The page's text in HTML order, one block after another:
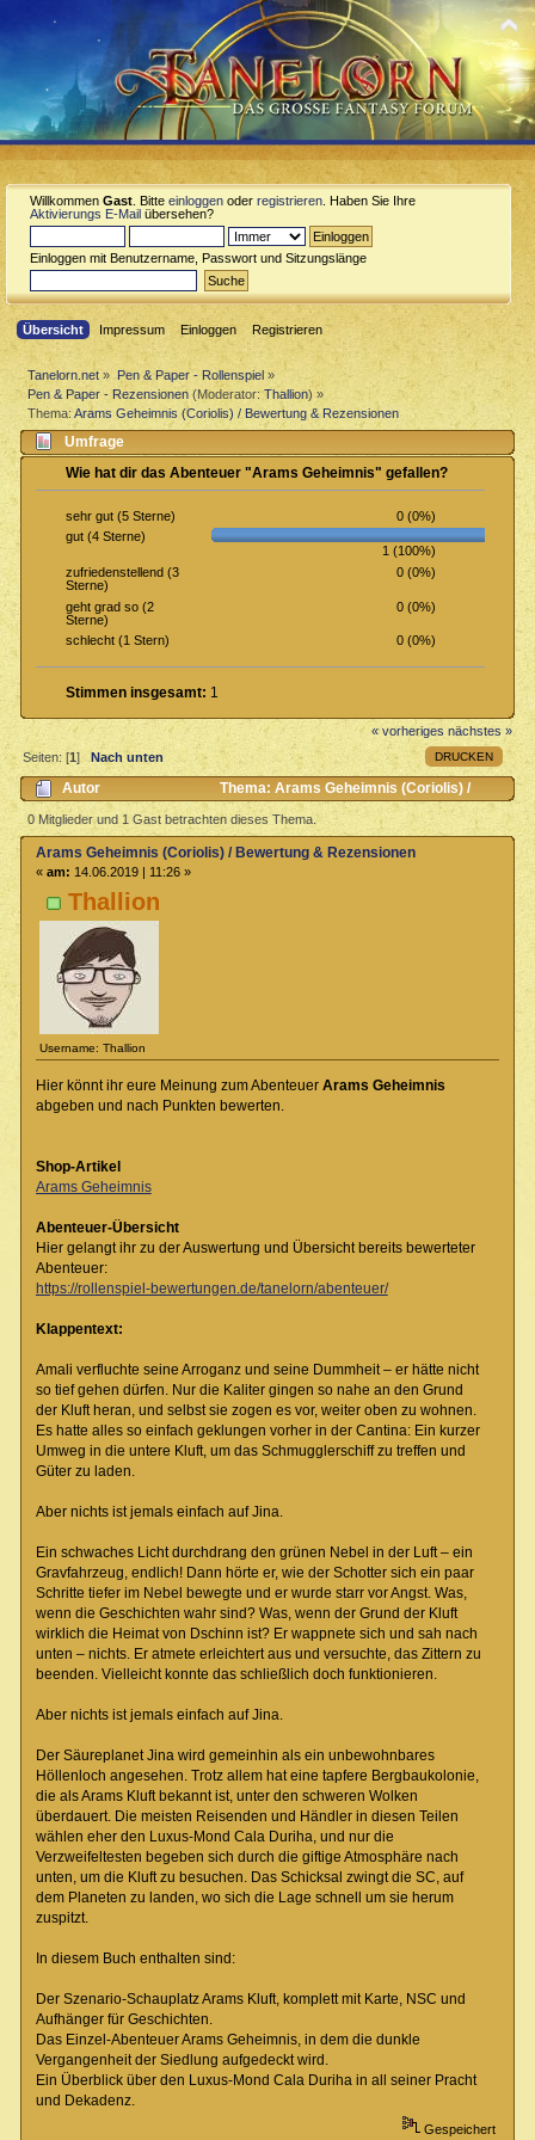
Willkommen Gast . Bitte einloggen oder registrieren . Haben Sie Ihre
Aktivierungs E-Mail übersehen?
Einloggen mit Benutzername, Passwort und Sitzungslänge
Übersicht Impressum Einloggen Registrieren
Tanelorn.net » Pen & Paper - Rollenspiel»
Pen & Paper - Rezensionen(Moderator:Thallion) »
Thema:Arams Geheimnis (Coriolis) / Bewertung & Rezensionen
Umfrage
Wie hat dir das Abenteuer "Arams Geheimnis" gefallen?
sehr gut (5 Sterne)
0 (0%)
gut (4 Sterne)
1 (100%)
zufriedenstellend (3
Sterne)
0 (0%)
geht grad so (2
Sterne)
0 (0%)
schlecht (1 Stern) 0 (0%)
Stimmen insgesamt: 1
« vorheriges nächstes »
DRUCKEN
Seiten: [1] Nach unten
Autor
Thema: Arams Geheimnis (Coriolis) /
Bewertung & Rezensionen (Gelesen 1813 mal)
0 Mitglieder und 1 Gast betrachten dieses Thema.
Thallion
Username: Thallion
Arams Geheimnis (Coriolis) / Bewertung & Rezensionen
« am: 14.06.2019 | 11:26 »
Hier könnt ihr eure Meinung zum Abenteuer Arams Geheimnis
abgeben und nach Punkten bewerten.
Shop-Artikel
Arams Geheimnis
Abenteuer-Übersicht
Hier gelangt ihr zu der Auswertung und Übersicht bereits bewerteter
Abenteuer:
https://rollenspiel-bewertungen.de/tanelorn/abenteuer/
Klappentext:
Amali verfluchte seine Arroganz und seine Dummheit – er hätte nicht
so tief gehen dürfen. Nur die Kaliter gingen so nahe an den Grund
der Kluft heran, und selbst sie zogen es vor, weiter oben zu wohnen.
Es hatte alles so einfach geklungen vorher in der Cantina: Ein kurzer
Umweg in die untere Kluft, um das Schmugglerschiff zu treffen und
Güter zu laden.
Aber nichts ist jemals einfach auf Jina.
Ein schwaches Licht durchdrang den grünen Nebel in der Luft – ein
Gravfahrzeug, endlich! Dann hörte er, wie der Schotter sich ein paar
Schritte tiefer im Nebel bewegte und er wurde starr vor Angst. Was,
wenn die Geschichten wahr sind? Was, wenn der Grund der Kluft
wirklich die Heimat von Dschinn ist? Er wappnete sich und sah nach
unten – nichts. Er atmete erleichtert aus und versuchte, das Zittern zu
beenden. Vielleicht konnte das schließlich doch funktionieren.
Aber nichts ist jemals einfach auf Jina.
Der Säureplanet Jina wird gemeinhin als ein unbewohnbares
Höllenloch angesehen. Trotz allem hat eine tapfere Bergbaukolonie,
die als Arams Kluft bekannt ist, unter den schweren Wolken
überdauert. Die meisten Reisenden und Händler in diesen Teilen
wählen eher den Luxus-Mond Cala Duriha, und nur die
Verzweifeltesten begeben sich durch die giftige Atmosphäre nach
unten, um die Kluft zu besuchen. Das Schicksal zwingt die SC, auf
dem Planeten zu landen, wo sich die Lage schnell um sie herum
zuspitzt.
In diesem Buch enthalten sind:
Der Szenario-Schauplatz Arams Kluft, komplett mit Karte, NSC und
Aufhänger für Geschichten.
Das Einzel-Abenteuer Arams Geheimnis, in dem die dunkle
Vergangenheit der Siedlung aufgedeckt wird.
Ein Überblick über den Luxus-Mond Cala Duriha in all seiner Pracht
und Dekadenz.
Gespeichert